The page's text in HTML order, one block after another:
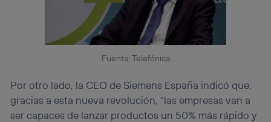
Fuente: Telefónica
Por otro lado, la CEO de Siemens España indicó que,
gracias a esta nueva revolución, “las empresas van a
ser capaces de lanzar productos un 50% más rápido y